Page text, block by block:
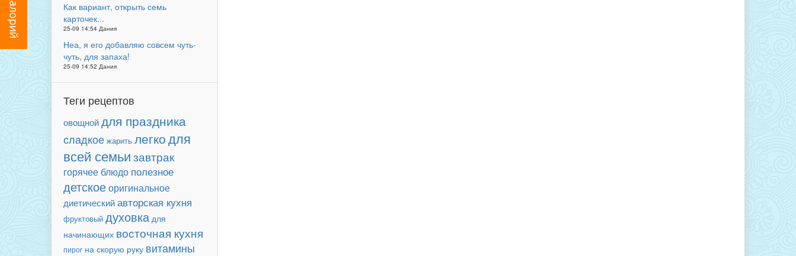
Как вариант, открыть семь
карточек...
25-09 14:54 Дания
Неа, я его добавляю совсем чуть-
чуть, для запаха!
25-09 14:52 Дания
Теги рецептов
овощнойдля праздника
сладкое жарить легкодля
всей семьизавтрак
горячее блюдо полезное
детскоеоригинальное
диетическийавторская кухня
фруктовый духовка для
начинающих восточная кухня
пирог на скорую руку витамины